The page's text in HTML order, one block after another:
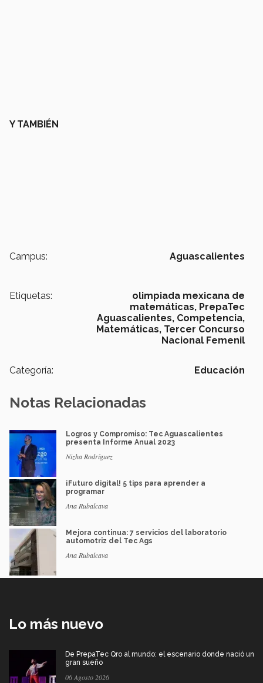
Y TAMBIÉN
Campus: Aguascalientes
Etiquetas:
olimpiada mexicana de
matemáticas, PrepaTec
Aguascalientes, Competencia,
Matemáticas, Tercer Concurso
Nacional Femenil
Categoría: Educación
Notas Relacionadas
Logros y Compromiso: Tec Aguascalientes
presenta Informe Anual 2023
Nizha Rodríguez
¡Futuro digital! 5 tips para aprender a
programar
Ana Rubalcava
Mejora continua: 7 servicios del laboratorio
automotriz del Tec Ags
Ana Rubalcava
Lo más nuevo
De PrepaTec Qro al mundo: el escenario donde nació un
gran sueño
06 Agosto 2026